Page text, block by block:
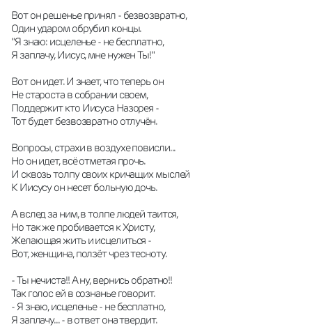
Вот он решенье принял - безвозвратно,
Один ударом обрубил концы.
"Я знаю: исцеленье - не бесплатно,
Я заплачу, Иисус, мне нужен Ты!"
Вот он идет. И знает, что теперь он
Не староста в собрании своем,
Поддержит кто Иисуса Назорея -
Тот будет безвозвратно отлучён.
Вопросы, страхи в воздухе повисли...
Но он идет, всё отметая прочь.
И сквозь толпу своих кричащих мыслей
К Иисусу он несет больную дочь.
А вслед за ним, в толпе людей таится,
Но так же пробивается к Христу,
Желающая жить и исцелиться -
Вот, женщина, ползёт чрез тесноту.
- Ты нечиста!! А ну, вернись обратно!!
Так голос ей в сознанье говорит.
- Я знаю, исцеленье - не бесплатно,
Я заплачу... - в ответ она твердит.